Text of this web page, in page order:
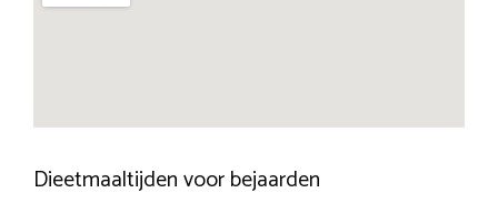
Dieetmaaltijden voor bejaarden